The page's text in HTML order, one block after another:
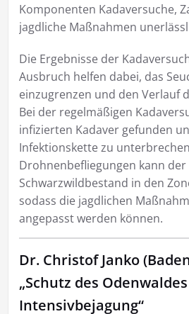
Komponenten Kadaversuche,
jagdliche Maßnahmen
Die Ergebnisse der
Ausbruch helfen dabei, das
einzugrenzen und den Verlauf
Bei der regelmäßigen
infizierten Kadaver gefunden
Infektionskette zu
Drohnenbefliegungen kann der
Schwarzwildbestand in den
sodass die jagdlichen
angepasst werden können.
Dr. Christof Janko
„Schutz des
Intensivbejagung“